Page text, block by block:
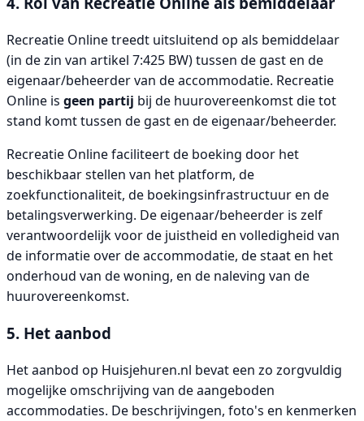
Recreatie Online treedt uitsluitend op als bemiddelaar
(in de zin van artikel 7:425 BW) tussen de gast en de
eigenaar/beheerder van de accommodatie. Recreatie
Online is geen partij bij de huurovereenkomst die tot
stand komt tussen de gast en de eigenaar/beheerder.
Recreatie Online faciliteert de boeking door het
beschikbaar stellen van het platform, de
zoekfunctionaliteit, de boekingsinfrastructuur en de
betalingsverwerking. De eigenaar/beheerder is zelf
verantwoordelijk voor de juistheid en volledigheid van
de informatie over de accommodatie, de staat en het
onderhoud van de woning, en de naleving van de
huurovereenkomst.
5. Het aanbod
Het aanbod op Huisjehuren.nl bevat een zo zorgvuldig
mogelijke omschrijving van de aangeboden
accommodaties. De beschrijvingen, foto's en kenmerken